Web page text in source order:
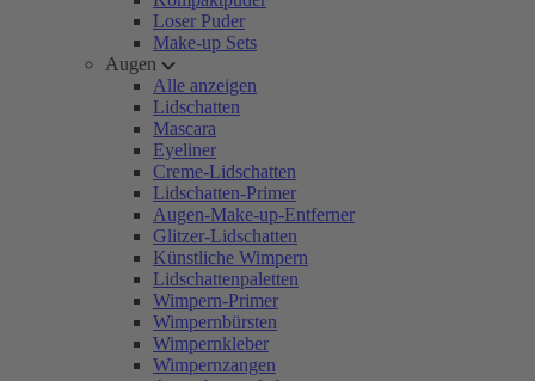
Loser Puder
Make-up Sets
Augen
Alle anzeigen
Lidschatten
Mascara
Eyeliner
Creme-Lidschatten
Lidschatten-Primer
Augen-Make-up-Entferner
Glitzer-Lidschatten
Künstliche Wimpern
Lidschattenpaletten
Wimpern-Primer
Wimpernbürsten
Wimpernkleber
Wimpernzangen